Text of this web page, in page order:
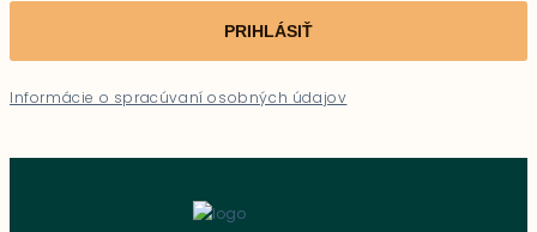
PRIHLÁSIŤ
Informácie o spracúvaní osobných údajov